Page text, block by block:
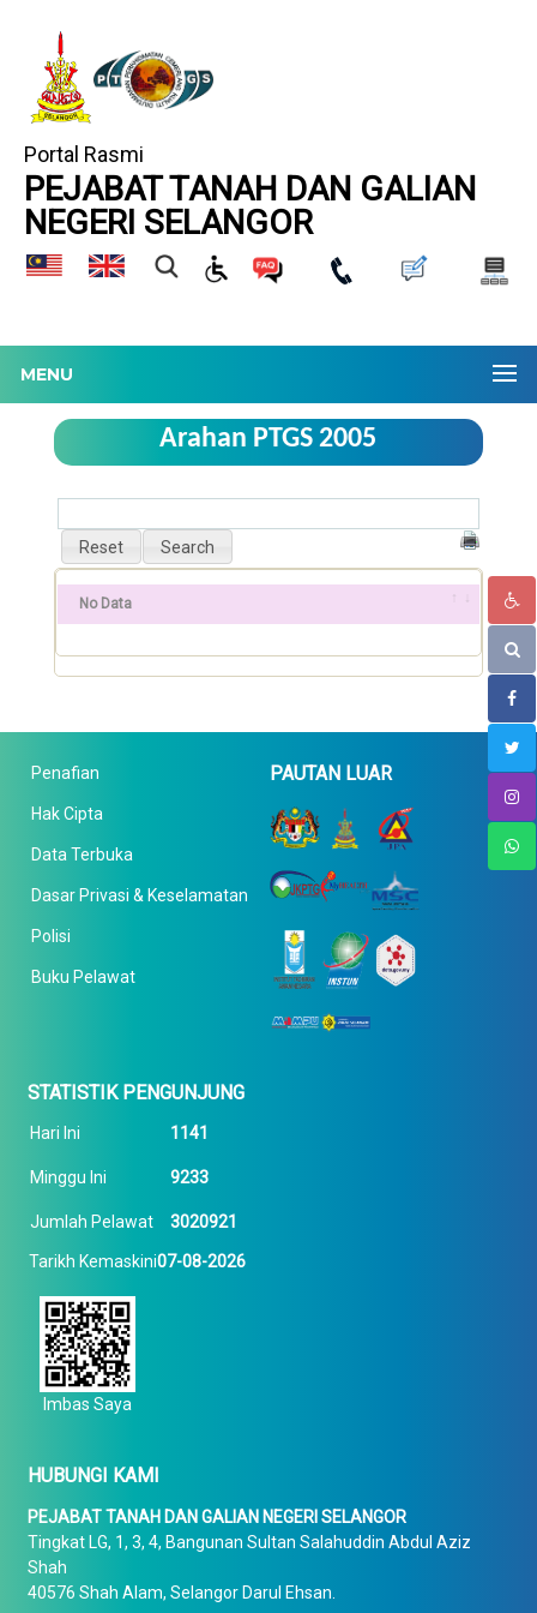
Portal Rasmi
PEJABAT TANAH DAN GALIAN
NEGERI SELANGOR
MENU
Arahan PTGS 2005
No Data
Penafian
Hak Cipta
Data Terbuka
Dasar Privasi & Keselamatan
Polisi
Buku Pelawat
PAUTAN LUAR
STATISTIK PENGUNJUNG
Hari Ini 1141
Minggu Ini 9233
Jumlah Pelawat 3020921
Tarikh Kemaskini07-08-2026
Imbas Saya
HUBUNGI KAMI
PEJABAT TANAH DAN GALIAN NEGERI SELANGOR
Tingkat LG, 1, 3, 4, Bangunan Sultan Salahuddin Abdul Aziz
Shah
40576 Shah Alam, Selangor Darul Ehsan.